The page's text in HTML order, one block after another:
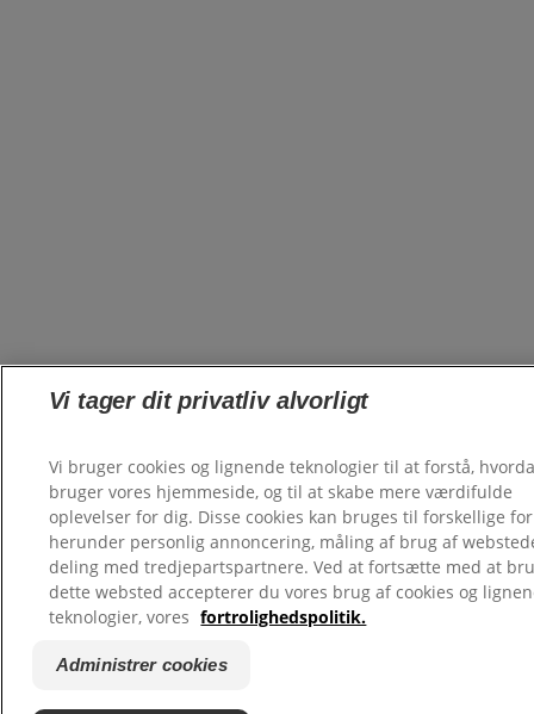
Vi tager dit privatliv alvorligt
Vi bruger cookies og lignende teknologier til at forstå,
bruger vores hjemmeside, og til at skabe mere værdifulde
oplevelser for dig. Disse cookies kan bruges til forskellige
herunder personlig annoncering, måling af brug af
deling med tredjepartspartnere. Ved at fortsætte med at
dette websted accepterer du vores brug af cookies og
teknologier, vores fortrolighedspolitik.
Administrer cookies